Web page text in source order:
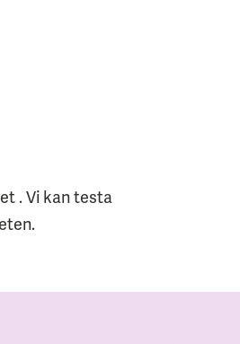
. Vi kan testa